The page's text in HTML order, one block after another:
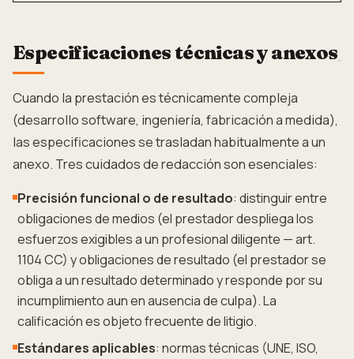
Especificaciones técnicas y anexos
Cuando la prestación es técnicamente compleja
(desarrollo software, ingeniería, fabricación a medida),
las especificaciones se trasladan habitualmente a un
anexo. Tres cuidados de redacción son esenciales:
Precisión funcional o de resultado: distinguir entre
obligaciones de medios (el prestador despliega los
esfuerzos exigibles a un profesional diligente — art.
1104 CC) y obligaciones de resultado (el prestador se
obliga a un resultado determinado y responde por su
incumplimiento aun en ausencia de culpa). La
calificación es objeto frecuente de litigio.
Estándares aplicables: normas técnicas (UNE, ISO,